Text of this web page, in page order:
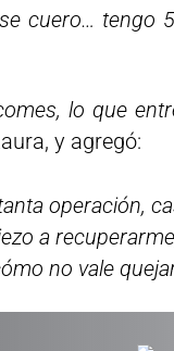
cuero… tengo
lo que
y agregó:
operación,
a
no vale